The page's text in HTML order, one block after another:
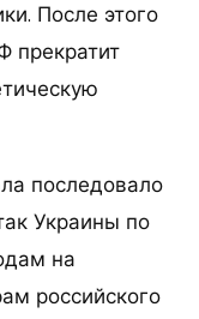
После этого
прекратит
последовало
Украины по
на
российского